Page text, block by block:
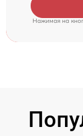
Нажимая на